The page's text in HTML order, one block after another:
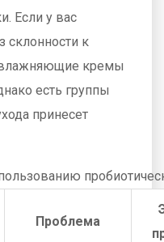
Если у вас
склонности к
кремы
есть группы
принесет
Проблема